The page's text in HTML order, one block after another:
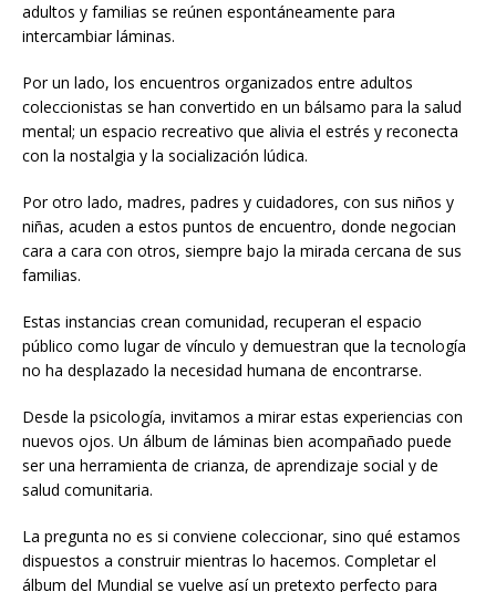
adultos y familias se reúnen espontáneamente para
intercambiar láminas.
Por un lado, los encuentros organizados entre adultos
coleccionistas se han convertido en un bálsamo para la salud
mental; un espacio recreativo que alivia el estrés y reconecta
con la nostalgia y la socialización lúdica.
Por otro lado, madres, padres y cuidadores, con sus niños y
niñas, acuden a estos puntos de encuentro, donde negocian
cara a cara con otros, siempre bajo la mirada cercana de sus
familias.
Estas instancias crean comunidad, recuperan el espacio
público como lugar de vínculo y demuestran que la tecnología
no ha desplazado la necesidad humana de encontrarse.
Desde la psicología, invitamos a mirar estas experiencias con
nuevos ojos. Un álbum de láminas bien acompañado puede
ser una herramienta de crianza, de aprendizaje social y de
salud comunitaria.
La pregunta no es si conviene coleccionar, sino qué estamos
dispuestos a construir mientras lo hacemos. Completar el
álbum del Mundial se vuelve así un pretexto perfecto para